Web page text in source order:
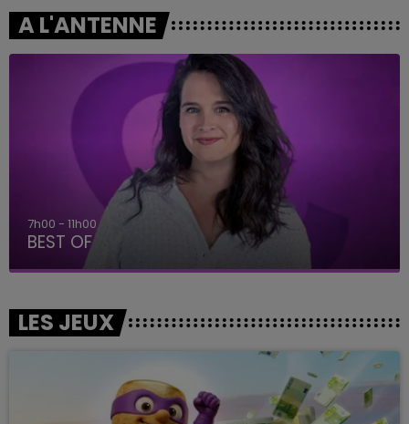
A L'ANTENNE
7h00 - 11h00
BEST OF
LES JEUX